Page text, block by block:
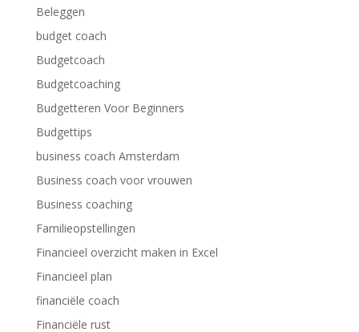
Beleggen
budget coach
Budgetcoach
Budgetcoaching
Budgetteren Voor Beginners
Budgettips
business coach Amsterdam
Business coach voor vrouwen
Business coaching
Familieopstellingen
Financieel overzicht maken in Excel
Financieel plan
financiële coach
Financiële rust